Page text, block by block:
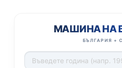
МАШИНА НА
БЪЛГАРИЯ +